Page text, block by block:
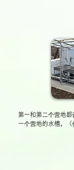
第一和第二个营地
一个营地的水槽。（